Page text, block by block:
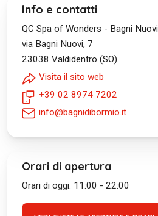
Info e contatti
QC Spa of Wonders - Bagni Nuovi
via Bagni Nuovi, 7
23038 Valdidentro (SO)
Visita il sito web
+39 02 8974 7202
info@bagnidibormio.it
Orari di apertura
Orari di oggi: 11:00 - 22:00